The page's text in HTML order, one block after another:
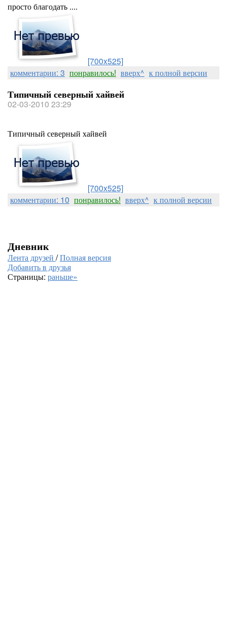
просто благодать ....
[700x525]
комментарии: 3 понравилось! вверх^ к полной версии
Типичный северный хайвей
02-03-2010 23:29
Типичный северный хайвей
[700x525]
комментарии: 10 понравилось! вверх^ к полной версии
Дневник
Лента друзей /Полная версия
Добавить в друзья
Страницы: раньше»